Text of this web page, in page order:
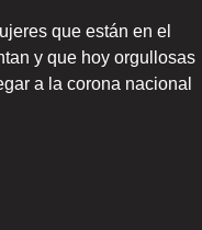
que están en el
y que hoy orgullosas
a la corona nacional